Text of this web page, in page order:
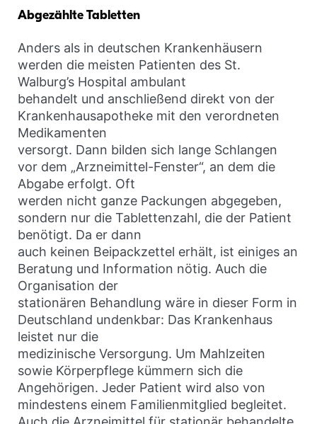
Abgezählte Tabletten
Anders als in deutschen Krankenhäusern
werden die meisten Patienten des St.
Walburg’s Hospital ambulant
behandelt und anschließend direkt von der
Krankenhausapotheke mit den verordneten
Medikamenten
versorgt. Dann bilden sich lange Schlangen
vor dem „Arzneimittel-Fenster“, an dem die
Abgabe erfolgt. Oft
werden nicht ganze Packungen abgegeben,
sondern nur die Tablettenzahl, die der Patient
benötigt. Da er dann
auch keinen Beipackzettel erhält, ist einiges an
Beratung und Information nötig. Auch die
Organisation der
stationären Behandlung wäre in dieser Form in
Deutschland undenkbar: Das Krankenhaus
leistet nur die
medizinische Versorgung. Um Mahlzeiten
sowie Körperpflege kümmern sich die
Angehörigen. Jeder Patient wird also von
mindestens einem Familienmitglied begleitet.